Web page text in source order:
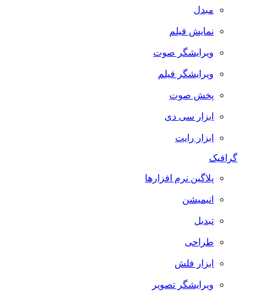
مبدل
نمایش فیلم
ویرایشگر صوت
ویرایشگر فیلم
پخش صوت
ابزار سی دی
ابزار رایت
گرافیک
پلاگین نرم افزارها
انیمیشن
تبدیل
طراحی
ابزار فلش
ویرایشگر تصویر